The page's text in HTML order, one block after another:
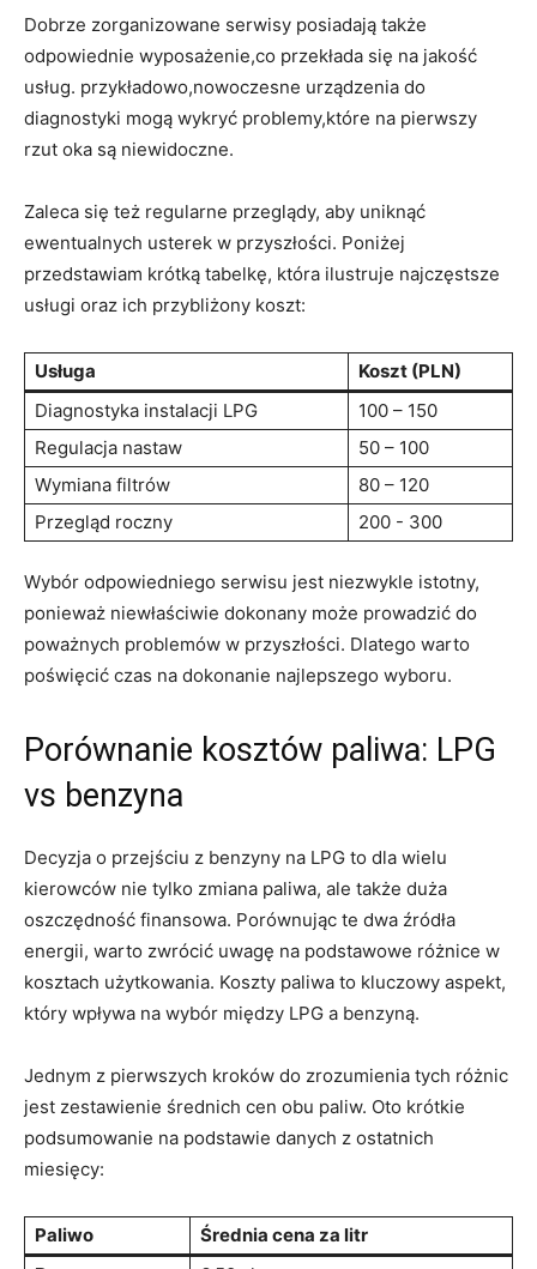
Dobrze zorganizowane serwisy posiadają także
odpowiednie wyposażenie,co​ przekłada się ⁢na jakość
usług. przykładowo,nowoczesne urządzenia do
diagnostyki mogą wykryć problemy,które na pierwszy
rzut oka ⁢są niewidoczne.
Zaleca się też regularne przeglądy, aby uniknąć
ewentualnych usterek w przyszłości. Poniżej
przedstawiam krótką tabelkę, która ilustruje najczęstsze
usługi oraz ich⁣ przybliżony koszt:
Usługa
Koszt (PLN)
Diagnostyka instalacji​ LPG
100 – 150
Regulacja nastaw
50 – 100
Wymiana filtrów
80 – 120
Przegląd roczny
200 -⁤ 300
Wybór odpowiedniego serwisu jest niezwykle ⁤istotny,
ponieważ niewłaściwie dokonany może prowadzić do
poważnych problemów w przyszłości. Dlatego warto
poświęcić czas na dokonanie najlepszego wyboru.
Porównanie kosztów paliwa: LPG
vs benzyna
Decyzja o przejściu z benzyny na LPG to dla wielu
kierowców nie tylko zmiana paliwa, ale także duża
oszczędność finansowa. Porównując te dwa źródła
energii, warto ⁤zwrócić uwagę na podstawowe ⁢różnice w
kosztach użytkowania. Koszty paliwa to kluczowy ⁢aspekt,
który wpływa na wybór‍ między LPG a ⁢benzyną.
Jednym z pierwszych kroków do zrozumienia tych różnic
jest zestawienie średnich cen obu paliw. Oto krótkie​
podsumowanie na podstawie ‍danych z ostatnich‌
miesięcy:
Paliwo
Średnia cena za litr